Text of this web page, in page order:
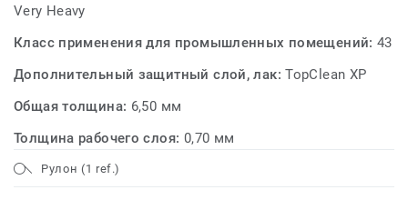
Very Heavy
Класс применения для промышленных помещений:43
Дополнительный защитный слой, лак:TopClean XP
Общая толщина: 6,50 мм
Толщина рабочего слоя: 0,70 мм
Рулон (1 ref.)